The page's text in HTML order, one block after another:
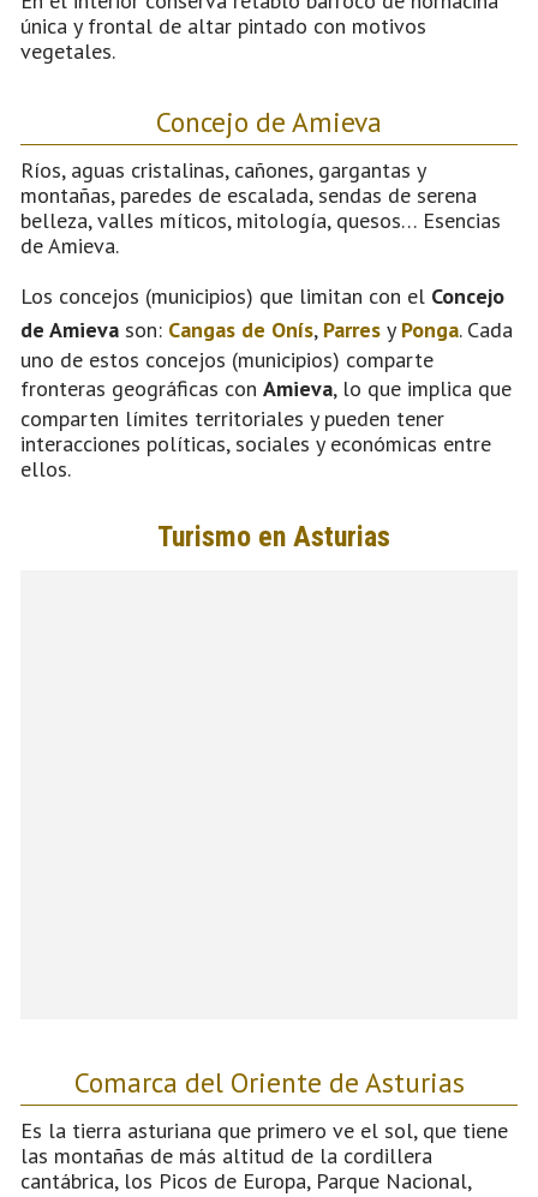
única y frontal de altar pintado con motivos
vegetales.
Concejo de Amieva
Ríos, aguas cristalinas, cañones, gargantas y
montañas, paredes de escalada, sendas de serena
belleza, valles míticos, mitología, quesos… Esencias
de Amieva.
Los concejos (municipios) que limitan con el Concejo
de Amieva son: Cangas de Onís, Parres y Ponga. Cada
uno de estos concejos (municipios) comparte
fronteras geográficas con Amieva, lo que implica que
comparten límites territoriales y pueden tener
interacciones políticas, sociales y económicas entre
ellos.
Comarca del Oriente de Asturias
Es la tierra asturiana que primero ve el sol, que tiene
las montañas de más altitud de la cordillera
cantábrica, los Picos de Europa, Parque Nacional,